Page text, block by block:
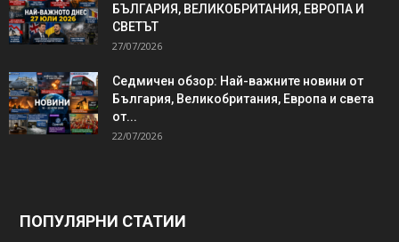
БЪЛГАРИЯ, ВЕЛИКОБРИТАНИЯ, ЕВРОПА И
СВЕТЪТ
27/07/2026
Седмичен обзор: Най-важните новини от
България, Великобритания, Европа и света
от...
22/07/2026
ПОПУЛЯРНИ СТАТИИ